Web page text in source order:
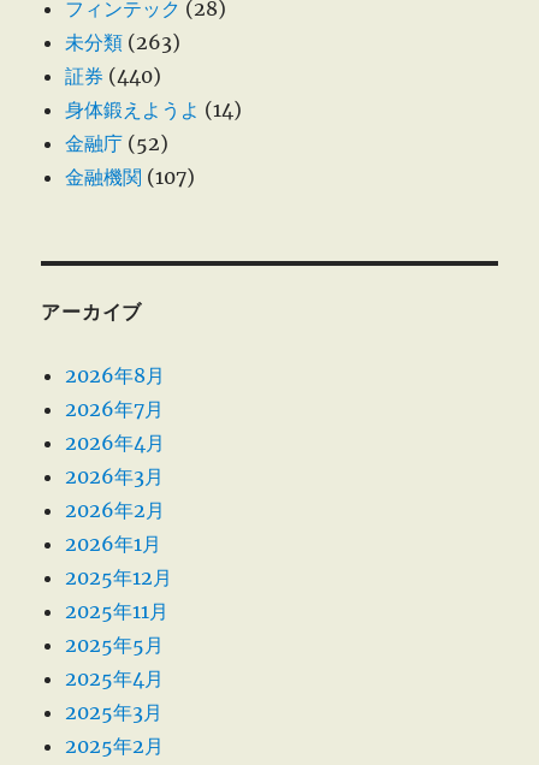
フィンテック (28)
未分類 (263)
証券 (440)
身体鍛えようよ (14)
金融庁 (52)
金融機関 (107)
アーカイブ
2026年8月
2026年7月
2026年4月
2026年3月
2026年2月
2026年1月
2025年12月
2025年11月
2025年5月
2025年4月
2025年3月
2025年2月